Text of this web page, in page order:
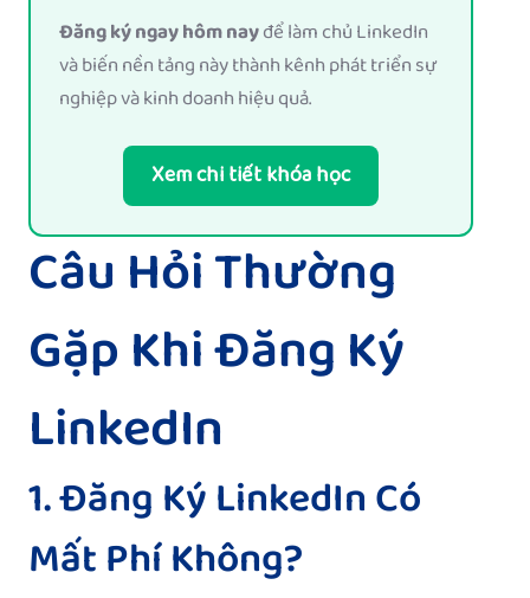
Đăng ký ngay hôm nayđể làm chủ LinkedIn
và biến nền tảng này thành kênh phát triển sự
nghiệp và kinh doanh hiệu quả.
Xem chi tiết khóa học
Câu Hỏi Thường
Gặp Khi Đăng Ký
LinkedIn
1. Đăng Ký LinkedIn Có
Mất Phí Không?